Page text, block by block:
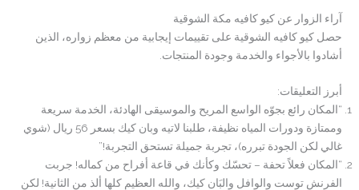
آراء الزوار عن كيو كافيه مكة الشوقية
حصل كيو كافيه الشوقية على تقييمات إيجابية من معظم زواره، الذين
أشادوا بالأجواء والخدمة وجودة المنتجات.
أبرز التعليقات:
“المكان رائع بجوّه الواسع المريح والموسيقى الهادئة، الخدمة سريعة
وممتازة ودورات المياه نظيفة، طلبنا لاتيه وبان كيك بسعر 56 ريال (شوي
غالي لكن الجودة تبرره)، تجربة جميلة تستحق التجربة!”
“المكان فعلاً تحفة – تحسّك وكأنك في قاعة أفراح من كماله! جربت
الفرنش توست والوافل والبَان كيك، والله العظيم كلها ألذ من الثانية! لكن